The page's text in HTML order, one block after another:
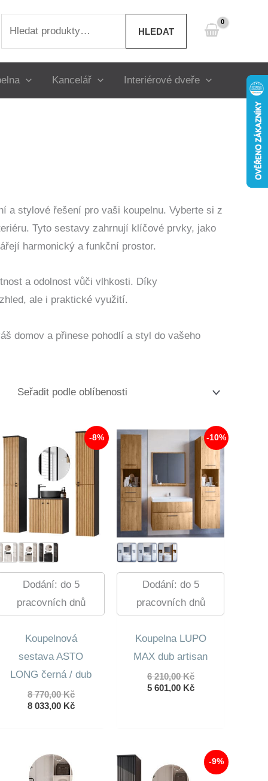
HLEDAT
Kancelář Interiérové dveře
a stylové řešení pro vaši koupelnu. Vyberte si z
Tyto sestavy zahrnují klíčové prvky, jako
harmonický a funkční prostor.
a odolnost vůči vlhkosti. Díky
ale i praktické využití.
domov a přinese pohodlí a styl do vašeho
-8%
Dodání: do 5
pracovních dnů
Koupelnová
sestava ASTO
LONG černá / dub
8 770,00KčPůvodní
cena
8 033,00 KčAktuální
-10%
Dodání: do 5
pracovních dnů
Koupelna LUPO
MAX dub artisan
6 210,00KčPůvodní
cena
5 601,00 KčAktuální
-9%